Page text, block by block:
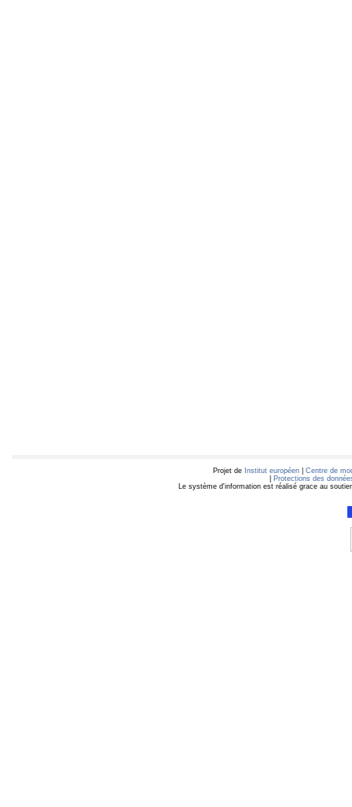
Projet de Institut européen
Centre de
Protections des
Le système d'information est réalisé grace au